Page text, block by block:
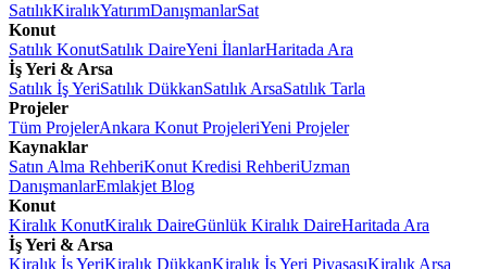
SatılıkKiralıkYatırımDanışmanlarSat
Konut
Satılık KonutSatılık DaireYeni İlanlarHaritada Ara
İş Yeri & Arsa
Satılık İş YeriSatılık DükkanSatılık ArsaSatılık Tarla
Projeler
Tüm ProjelerAnkara Konut ProjeleriYeni Projeler
Kaynaklar
Satın Alma RehberiKonut Kredisi RehberiUzman
DanışmanlarEmlakjet Blog
Konut
Kiralık KonutKiralık DaireGünlük Kiralık DaireHaritada Ara
İş Yeri & Arsa
Kiralık İş YeriKiralık DükkanKiralık İş Yeri PiyasasıKiralık Arsa